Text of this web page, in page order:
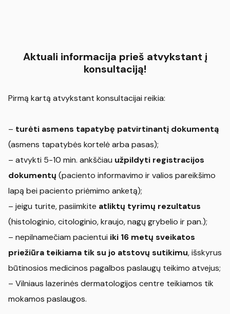
Aktuali informacija prieš atvykstant į
konsultaciją!
Pirmą kartą atvykstant konsultacijai reikia:
– turėti asmens tapatybę patvirtinantį dokumentą
(asmens tapatybės kortelė arba pasas);
– atvykti 5-10 min. ankščiau užpildyti registracijos
dokumentų (paciento informavimo ir valios pareikšimo
lapą bei paciento priėmimo anketą);
– jeigu turite, pasiimkite atliktų tyrimų rezultatus
(histologinio, citologinio, kraujo, nagų grybelio ir pan.);
– nepilnamečiam pacientui iki 16 metų sveikatos
priežiūra teikiama tik su jo atstovų sutikimu, išskyrus
būtinosios medicinos pagalbos paslaugų teikimo atvejus;
– Vilniaus lazerinės dermatologijos centre teikiamos tik
mokamos paslaugos.